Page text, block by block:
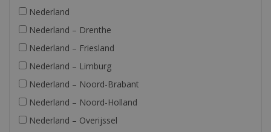
Nederland
Nederland – Drenthe
Nederland – Friesland
Nederland – Limburg
Nederland – Noord-Brabant
Nederland – Noord-Holland
Nederland – Overijssel